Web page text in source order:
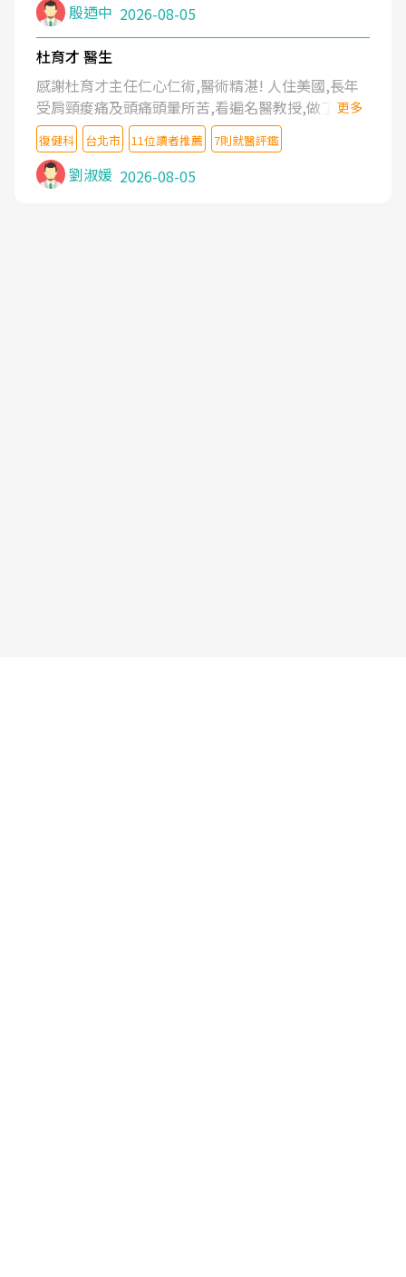
殷迺中 2026-08-05
杜育才 醫生
感謝杜育才主任仁心仁術,醫術精湛! 人住美國,長年
受肩頸痠痛及頭痛頭暈所苦,看遍名醫教授,做了各種
檢查,也嘗試過西醫打針,中醫針灸及物理徒手治療都
沒有用,後來連吃到嗎啡類止痛藥都效果有限,只是壓
症狀,沒多久就痛起來,多年失眠嚴重影響生活品質.
台灣親友介紹忠孝醫院杜育才主任是頸頭症候群專
更多
復健科 台北市 11位讀者推薦 7則就醫評鑑
劉淑媛 2026-08-05